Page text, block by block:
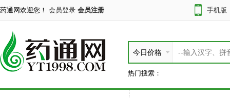
药通网欢迎您！ 会员登录 会员注册 手机版
今日价格
热门搜索：